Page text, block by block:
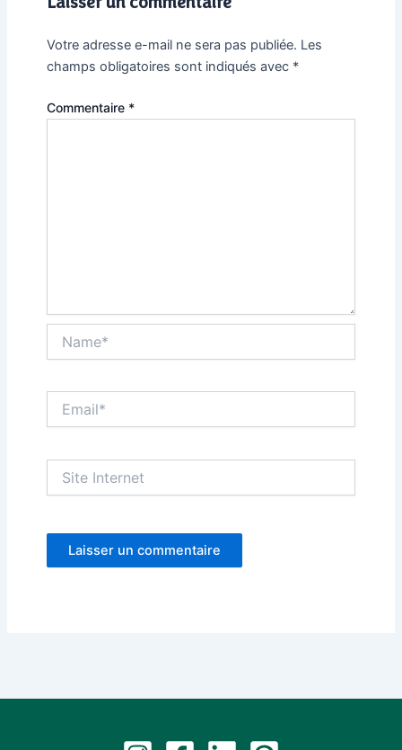
Votre adresse e-mail ne sera pas publiée. Les
champs obligatoires sont indiqués avec *
Commentaire *
Internet